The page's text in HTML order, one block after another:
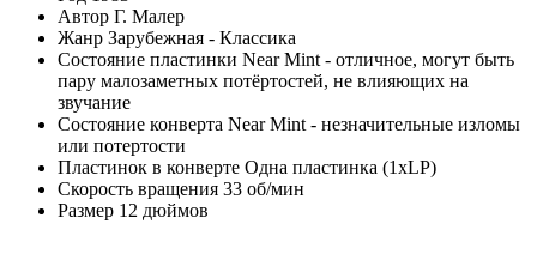
Автор Г. Малер
Жанр Зарубежная - Классика
Состояние пластинки Near Mint - отличное, могут быть
пару малозаметных потёртостей, не влияющих на
звучание
Состояние конверта Near Mint - незначительные изломы
или потертости
Пластинок в конверте Одна пластинка (1xLP)
Скорость вращения 33 об/мин
Размер 12 дюймов